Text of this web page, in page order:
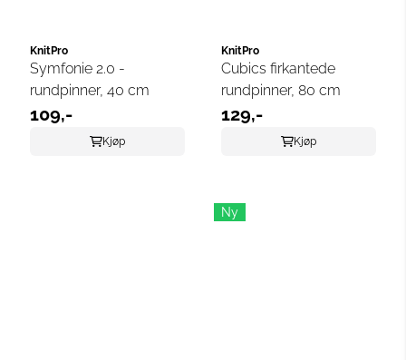
KnitPro
Symfonie 2.0 -
rundpinner, 40 cm
109,-
Kjøp
KnitPro
Cubics firkantede
rundpinner, 80 cm
129,-
Kjøp
Ny